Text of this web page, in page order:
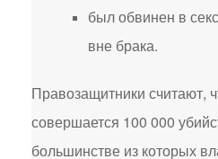
был обвинен в
вне брака.
Правозащитники считают,
совершается 100 000
большинстве из которых